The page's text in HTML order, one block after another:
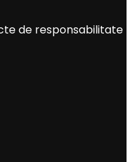
de responsabilitate